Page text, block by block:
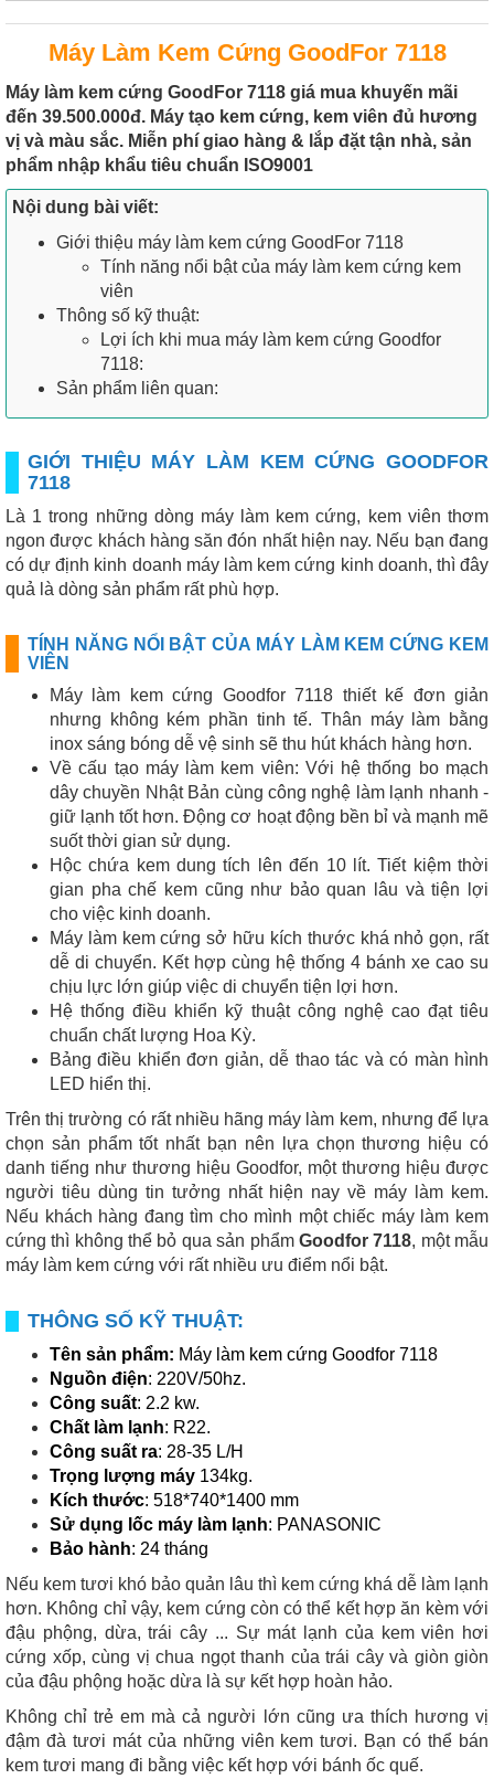
Máy Làm Kem Cứng GoodFor 7118
Máy làm kem cứng GoodFor 7118 giá mua khuyến mãi
đến 39.500.000đ. Máy tạo kem cứng, kem viên đủ hương
vị và màu sắc. Miễn phí giao hàng & lắp đặt tận nhà, sản
phẩm nhập khẩu tiêu chuẩn ISO9001
Nội dung bài viết:
Giới thiệu máy làm kem cứng GoodFor 7118
Tính năng nổi bật của máy làm kem cứng kem
viên
Thông số kỹ thuật:
Lợi ích khi mua máy làm kem cứng Goodfor
7118:
Sản phẩm liên quan:
GIỚI THIỆU MÁY LÀM KEM CỨNG GOODFOR
7118
Là 1 trong những dòng máy làm kem cứng, kem viên thơm
ngon được khách hàng săn đón nhất hiện nay. Nếu bạn đang
có dự định kinh doanh máy làm kem cứng kinh doanh, thì đây
quả là dòng sản phẩm rất phù hợp.
TÍNH NĂNG NỔI BẬT CỦA MÁY LÀM KEM CỨNG KEM
VIÊN
Máy làm kem cứng Goodfor 7118 thiết kế đơn giản
nhưng không kém phần tinh tế. Thân máy làm bằng
inox sáng bóng dễ vệ sinh sẽ thu hút khách hàng hơn.
Về cấu tạo máy làm kem viên: Với hệ thống bo mạch
dây chuyền Nhật Bản cùng công nghệ làm lạnh nhanh -
giữ lạnh tốt hơn. Động cơ hoạt động bền bỉ và mạnh mẽ
suốt thời gian sử dụng.
Hộc chứa kem dung tích lên đến 10 lít. Tiết kiệm thời
gian pha chế kem cũng như bảo quan lâu và tiện lợi
cho việc kinh doanh.
Máy làm kem cứng sở hữu kích thước khá nhỏ gọn, rất
dễ di chuyển. Kết hợp cùng hệ thống 4 bánh xe cao su
chịu lực lớn giúp việc di chuyển tiện lợi hơn.
Hệ thống điều khiển kỹ thuật công nghệ cao đạt tiêu
chuẩn chất lượng Hoa Kỳ.
Bảng điều khiển đơn giản, dễ thao tác và có màn hình
LED hiển thị.
Trên thị trường có rất nhiều hãng máy làm kem, nhưng để lựa
chọn sản phẩm tốt nhất bạn nên lựa chọn thương hiệu có
danh tiếng như thương hiệu Goodfor, một thương hiệu được
người tiêu dùng tin tưởng nhất hiện nay về máy làm kem.
Nếu khách hàng đang tìm cho mình một chiếc máy làm kem
cứng thì không thể bỏ qua sản phẩm Goodfor 7118, một mẫu
máy làm kem cứng với rất nhiều ưu điểm nổi bật.
THÔNG SỐ KỸ THUẬT:
Tên sản phẩm: Máy làm kem cứng Goodfor 7118
Nguồn điện: 220V/50hz.
Công suất: 2.2 kw.
Chất làm lạnh: R22.
Công suất ra: 28-35 L/H
Trọng lượng máy 134kg.
Kích thước: 518*740*1400 mm
Sử dụng lốc máy làm lạnh: PANASONIC
Bảo hành: 24 tháng
Nếu kem tươi khó bảo quản lâu thì kem cứng khá dễ làm lạnh
hơn. Không chỉ vậy, kem cứng còn có thể kết hợp ăn kèm với
đậu phộng, dừa, trái cây ... Sự mát lạnh của kem viên hơi
cứng xốp, cùng vị chua ngọt thanh của trái cây và giòn giòn
của đậu phộng hoặc dừa là sự kết hợp hoàn hảo.
Không chỉ trẻ em mà cả người lớn cũng ưa thích hương vị
đậm đà tươi mát của những viên kem tươi. Bạn có thể bán
kem tươi mang đi bằng việc kết hợp với bánh ốc quế.